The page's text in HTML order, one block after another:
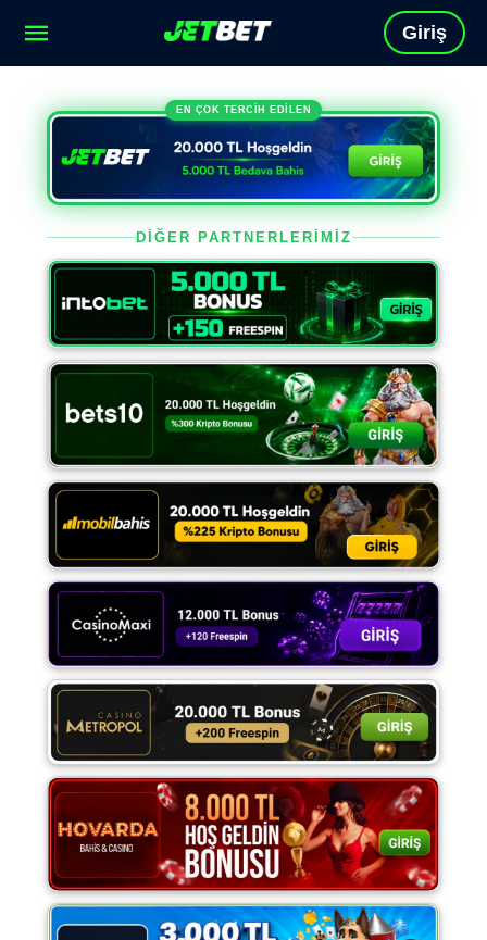
Giriş
EN ÇOK TERCİH EDİLEN
DİĞER PARTNERLERİMİZ